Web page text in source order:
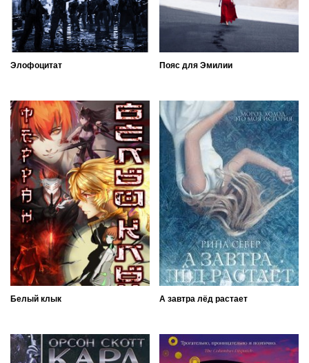
Элофоцитат Пояс для Эмилии
Белый клык А завтра лёд растает